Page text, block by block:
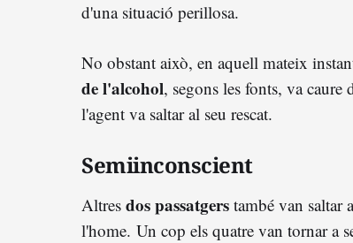
d'una situació perillosa.
No obstant això, en aquell mateix
de l'alcohol, segons les fonts, va
l'agent va saltar al seu rescat.
Semiinconscient
Altres dos passatgers també van saltar
l'home. Un cop els quatre van tornar a